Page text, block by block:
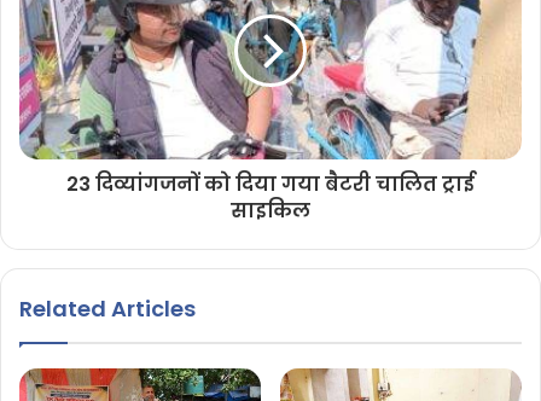
23 दिव्यांगजनों को दिया गया बैटरी चालित ट्राई
साइकिल
Related Articles